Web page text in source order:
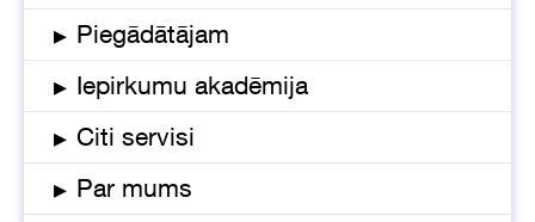
▸ Piegādātājam
▸ Iepirkumu akadēmija
▸ Citi servisi
▸ Par mums